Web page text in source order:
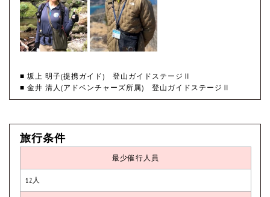
■ 坂上 明子(提携ガイド) 登山ガイドステージⅡ
■ 金井 清人(アドベンチャーズ所属) 登山ガイドステージⅡ
旅行条件
最少催行人員
12人